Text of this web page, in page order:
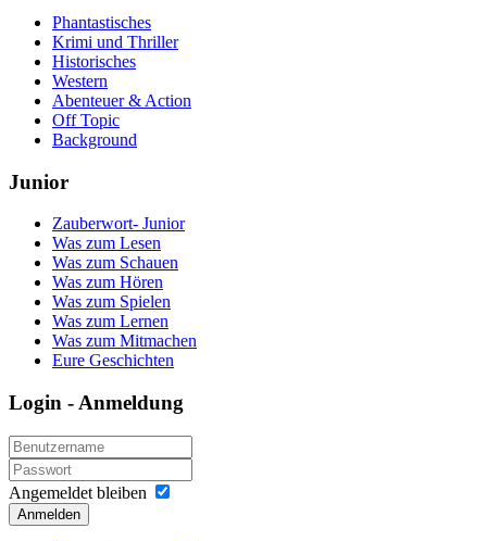
Phantastisches
Krimi und Thriller
Historisches
Western
Abenteuer & Action
Off Topic
Background
Junior
Zauberwort- Junior
Was zum Lesen
Was zum Schauen
Was zum Hören
Was zum Spielen
Was zum Lernen
Was zum Mitmachen
Eure Geschichten
Login - Anmeldung
Angemeldet bleiben
Anmelden